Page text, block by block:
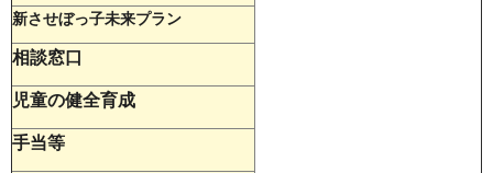
新させぼっ子未来プラン
相談窓口
児童の健全育成
手当等